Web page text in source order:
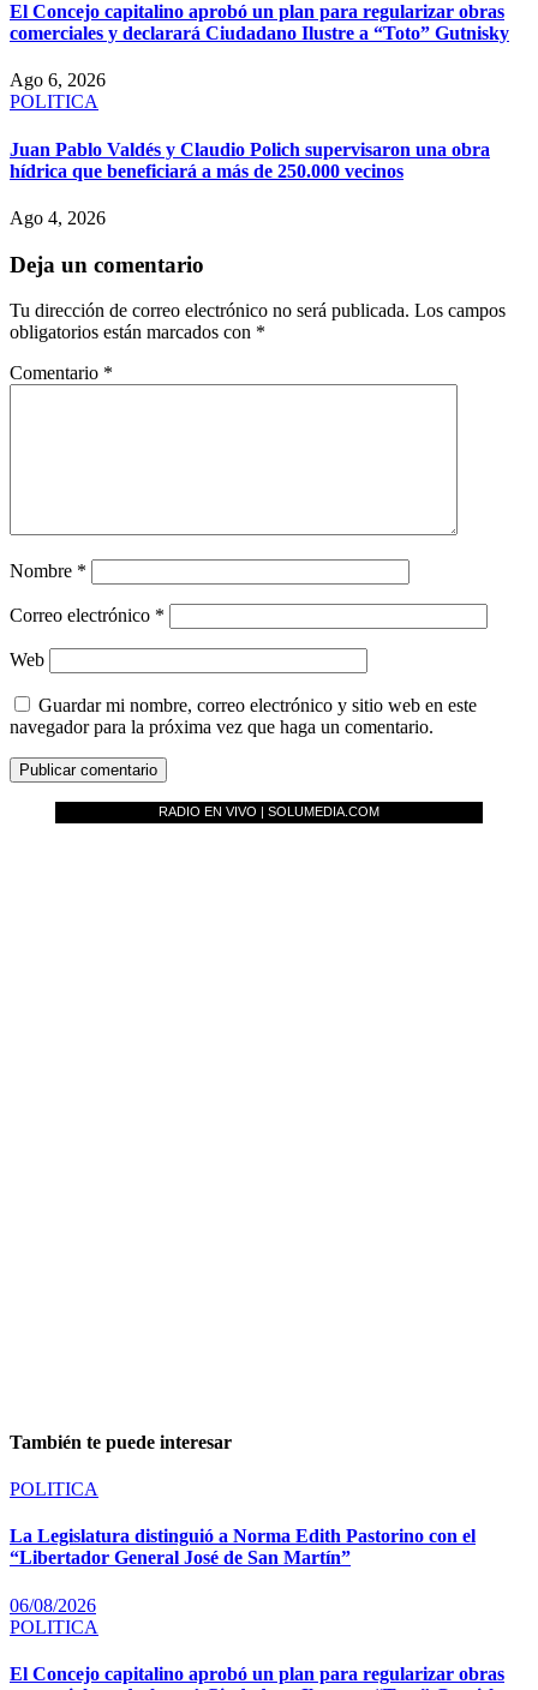
El Concejo capitalino aprobó un plan para regularizar obras
comerciales y declarará Ciudadano Ilustre a “Toto” Gutnisky
Ago 6, 2026
POLITICA
Juan Pablo Valdés y Claudio Polich supervisaron una obra
hídrica que beneficiará a más de 250.000 vecinos
Ago 4, 2026
Deja un comentario
Tu dirección de correo electrónico no será publicada. Los campos
obligatorios están marcados con *
Comentario *
Nombre *
Correo electrónico *
Web
Guardar mi nombre, correo electrónico y sitio web en este
navegador para la próxima vez que haga un comentario.
También te puede interesar
POLITICA
La Legislatura distinguió a Norma Edith Pastorino con el
“Libertador General José de San Martín”
06/08/2026
POLITICA
El Concejo capitalino aprobó un plan para regularizar obras